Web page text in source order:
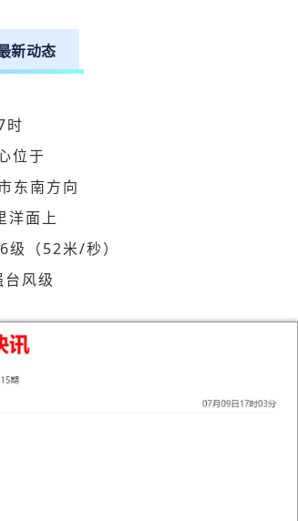
新动态
时
位于
东南方向
洋面上
级（52米/秒）
风级